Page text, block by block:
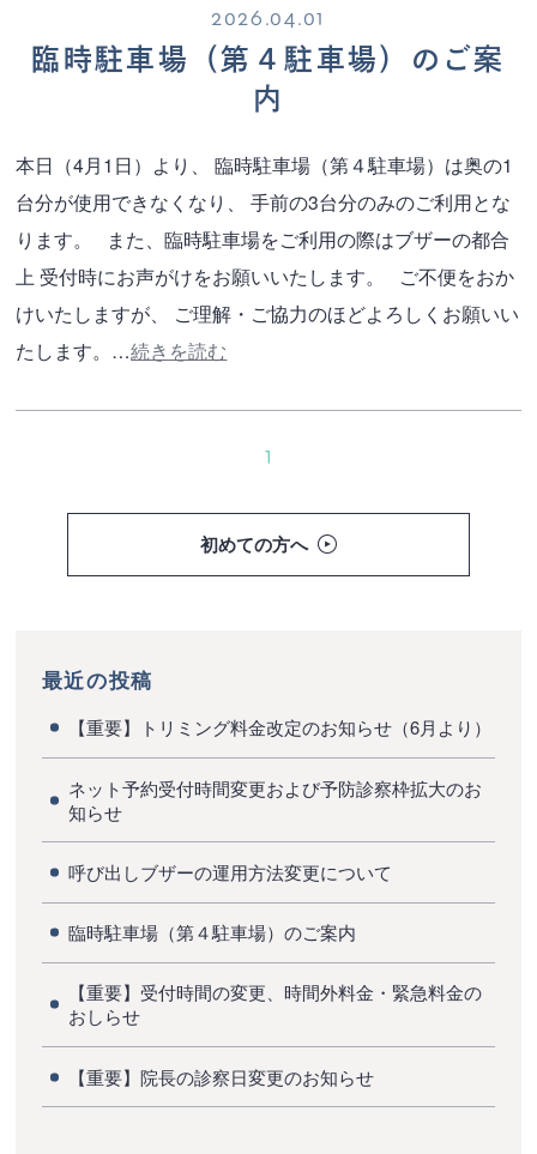
2026.04.01
臨時駐車場（第４駐車場）のご案
内
本日（4月1日）より、 臨時駐車場（第４駐車場）は奥の1
台分が使用できなくなり、 手前の3台分のみのご利用とな
ります。 また、臨時駐車場をご利用の際はブザーの都合
上 受付時にお声がけをお願いいたします。 ご不便をおか
けいたしますが、 ご理解・ご協力のほどよろしくお願いい
たします。…続きを読む
1
初めての方へ
最近の投稿
【重要】トリミング料金改定のお知らせ（6月より）
ネット予約受付時間変更および予防診察枠拡大のお
知らせ
呼び出しブザーの運用方法変更について
臨時駐車場（第４駐車場）のご案内
【重要】受付時間の変更、時間外料金・緊急料金の
おしらせ
【重要】院長の診察日変更のお知らせ